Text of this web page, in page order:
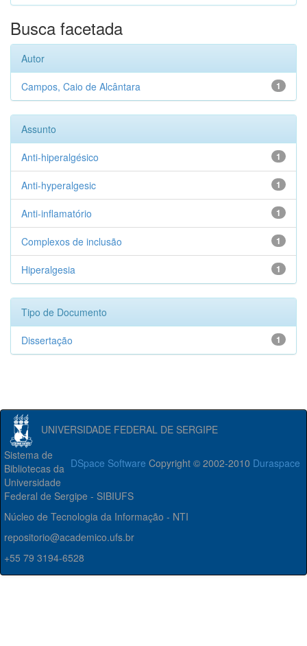
Busca facetada
Autor
1
Campos, Caio de Alcântara
Assunto
1
Anti-hiperalgésico
1
Anti-hyperalgesic
1
Anti-inflamatório
1
Complexos de inclusão
1
Hiperalgesia
Tipo de Documento
1
Dissertação
UNIVERSIDADE FEDERAL DE SERGIPE
DSpace Software Copyright © 2002-2010 Duraspace
Sistema de
Bibliotecas da
Universidade
Federal de Sergipe - SIBIUFS
Núcleo de Tecnologia da Informação - NTI
repositorio@academico.ufs.br
+55 79 3194-6528